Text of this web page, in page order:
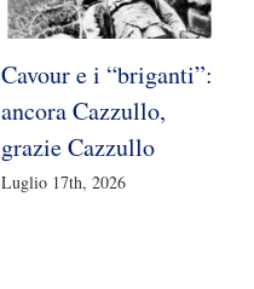
Cavour e i “briganti”:
ancora Cazzullo,
grazie Cazzullo
Luglio 17th, 2026